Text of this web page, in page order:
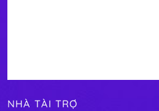
NHÀ TÀI TRỢ